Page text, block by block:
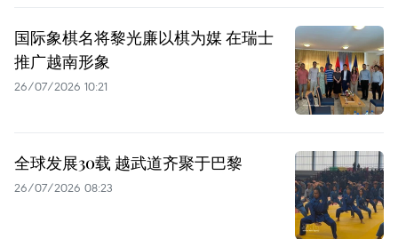
国际象棋名将黎光廉以棋为媒 在瑞士
推广越南形象
26/07/2026 10:21
全球发展30载 越武道齐聚于巴黎
26/07/2026 08:23